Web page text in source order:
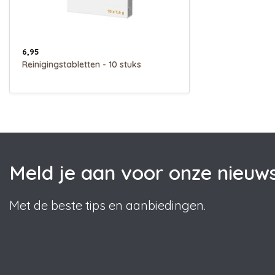
6,95
Reinigingstabletten - 10 stuks
Meld je aan voor onze
Met de beste tips en aanbiedingen.